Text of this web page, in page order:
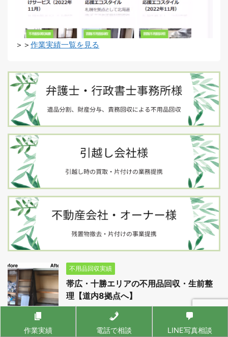
＞＞ 作業実績一覧を見る
不用品回収実績
帯広・十勝エリアの不用品回収・生前整
理【道内8拠点へ】
作業実績 電話で相談 LINE写真相談